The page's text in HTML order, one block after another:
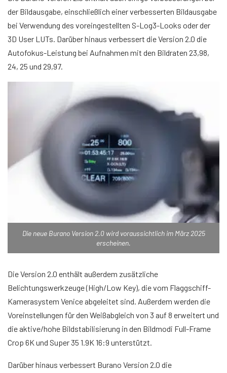
der Bildausgabe, einschließlich einer verbesserten Bildausgabe
bei Verwendung des voreingestellten S-Log3-Looks oder der
3D User LUTs. Darüber hinaus verbessert die Version 2.0 die
Autofokus-Leistung bei Aufnahmen mit den Bildraten 23,98,
24, 25 und 29,97.
Die neue Burano Version 2.0 wird voraussichtlich im März 2025
erscheinen.
Die Version 2.0 enthält außerdem zusätzliche
Belichtungswerkzeuge (High/Low Key), die vom Flaggschiff-
Kamerasystem Venice abgeleitet sind. Außerdem werden die
Voreinstellungen für den Weißabgleich von 3 auf 8 erweitert und
die aktive/hohe Bildstabilisierung in den Bildmodi Full-Frame
Crop 6K und Super 35 1.9K 16:9 unterstützt.
Darüber hinaus verbessert Burano Version 2.0 die